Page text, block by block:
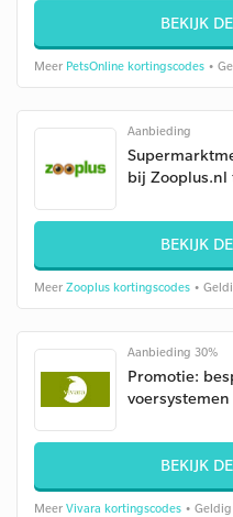
BEKIJK
Meer PetsOnline kortingscodes •
Aanbieding
bij Zooplus.nl
BEKIJK
Meer Zooplus kortingscodes •
Aanbieding 30%
Promotie:
voersystemen
BEKIJK
Meer Vivara kortingscodes •